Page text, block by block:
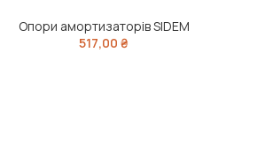
Опори амортизаторів SIDEM
517,00 ₴